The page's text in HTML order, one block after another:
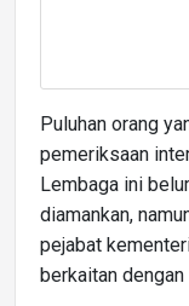
Puluhan orang
pemeriksaan
Lembaga ini
diamankan,
pejabat
berkaitan